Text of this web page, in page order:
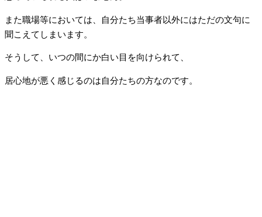
また職場等においては、自分たち当事者以外にはただの文句に
聞こえてしまいます。
そうして、いつの間にか白い目を向けられて、
居心地が悪く感じるのは自分たちの方なのです。